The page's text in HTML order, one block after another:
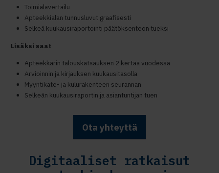
Toimialavertailu
Apteekkialan tunnusluvut graafisesti
Selkeä kuukausiraportointi päätöksenteon tueksi
Lisäksi saat​
Apteekkarin talouskatsauksen 2 kertaa vuodessa​
Arvioinnin ja kirjauksen kuukausitasolla​
Myyntikate- ja kulurakenteen seurannan​
Selkeän kuukausiraportin ja asiantuntijan tuen
Ota yhteyttä
Digitaaliset ratkaisut